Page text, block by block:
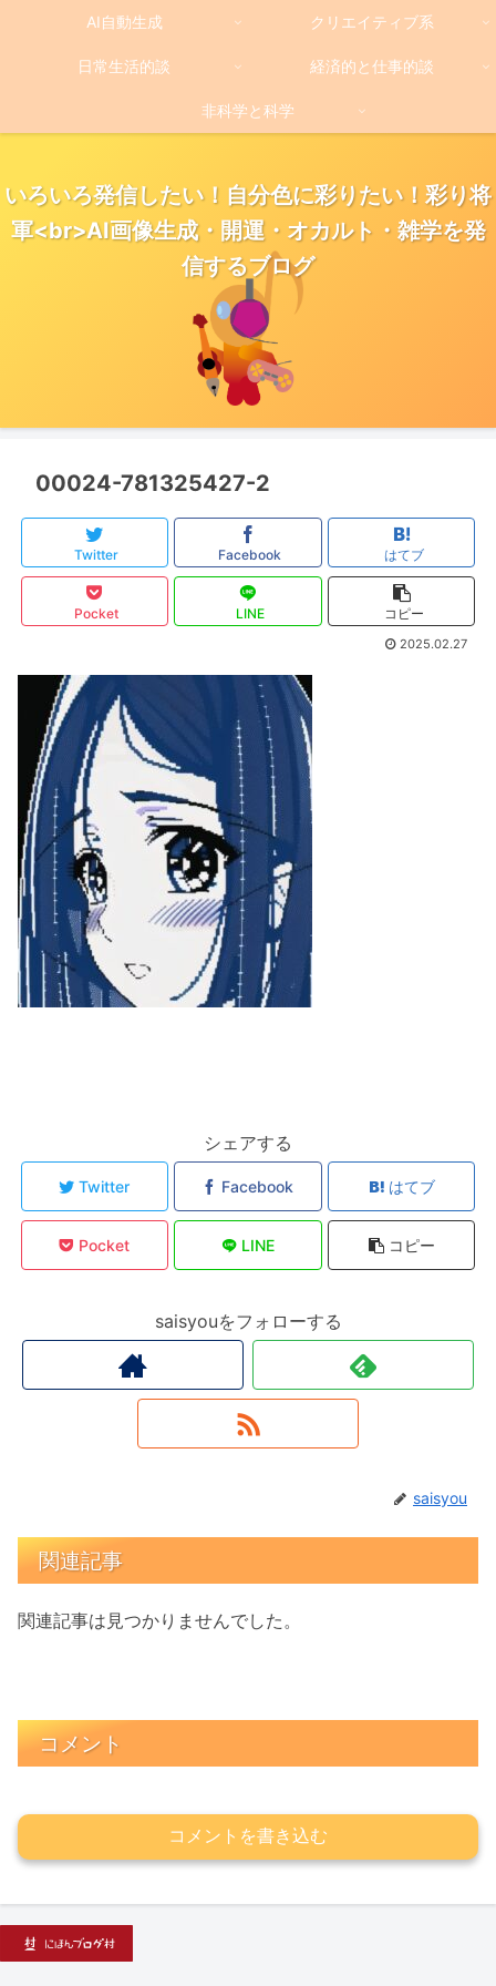
いろいろ発信したい！自分色に彩りたい！彩り将
軍<br>AI画像生成・開運・オカルト・雑学を発
信するブログ
AI自動生成 クリエイティブ系
日常生活的談 経済的と仕事的談
非科学と科学
00024-781325427-2
Twitter Facebook はてブ
Pocket LINE コピー
2025.02.27
シェアする
Twitter Facebook はてブ
Pocket LINE コピー
saisyouをフォローする
saisyou
関連記事
関連記事は見つかりませんでした。
コメント
コメントを書き込む